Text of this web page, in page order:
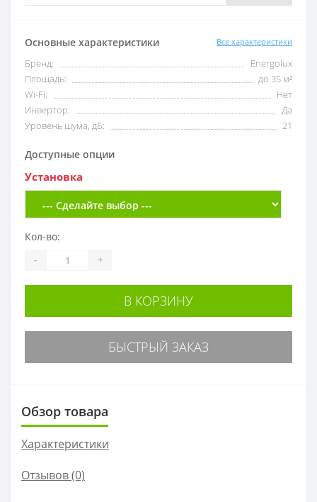
Основные характеристики Все характеристики
Бренд:
Energolux
Площадь:
до 35 м²
Wi-Fi:
Нет
Инвертор:
Да
Уровень шума, дБ:
21
Доступные опции
Установка
Кол-во:
- +
В КОРЗИНУ
БЫСТРЫЙ ЗАКАЗ
Обзор товара
Характеристики
Отзывов (0)